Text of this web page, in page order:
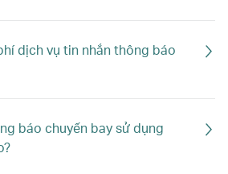
dịch vụ tin nhắn thông báo
báo chuyến bay sử dụng